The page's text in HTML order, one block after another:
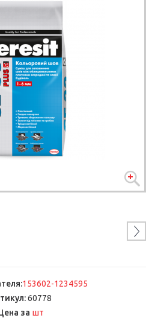
153602-1234595
60778
за шт